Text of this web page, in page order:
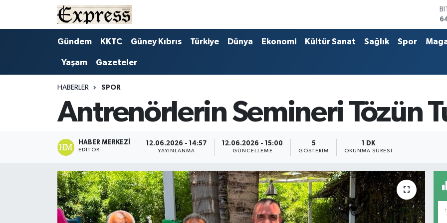
Gündem KKTC Güney Kıbrıs Türkiye Dünya Ekonomi Kültür Sanat Sağlık Spor
Yaşam Gazeteler
HABERLER SPOR
Antrenörlerin Semineri Tözün
HABER MERKEZI
EDITÖR
12.06.2026 - 14:57
YAYINLANMA
12.06.2026 - 15:00
GÜNCELLEME
5
GÖSTERIM
1 DK
OKUNMA SÜRESI
ALAYKÖY
ALSANCAK
ÇATALKÖY
EKONOMİ
ENGLISH
Hava Durumu
Trafik Durumu
Süper Lig Puan Durumu ve Fikstür
Tüm Manşetler
Son Dakika Haberleri